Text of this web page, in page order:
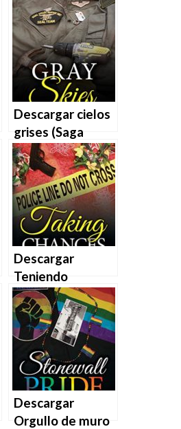
Descargar cielos
grises (Saga
Weho 8) de
Sherryl D.
Hancock en EPUB
| PDF | MOBI
Descargar
Teniendo
posibilidades
(Saga Weho 15)
de Sherryl D.
Hancock en EPUB
| PDF | MOBI
Descargar
Orgullo de muro